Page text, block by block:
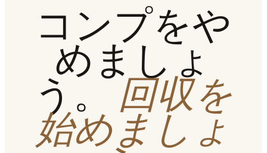
コンプをや
めましょ
う。回収を
始めましょ